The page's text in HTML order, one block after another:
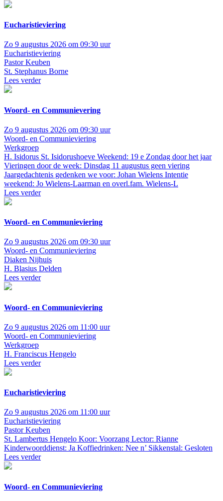
Eucharistieviering
Zo 9 augustus 2026 om 09:30 uur
Eucharistieviering
Pastor Keuben
St. Stephanus Borne
Lees verder
Woord- en Communievering
Zo 9 augustus 2026 om 09:30 uur
Woord- en Communieviering
Werkgroep
H. Isidorus St. Isidorushoeve Weekend: 19 e Zondag door het jaar
Vieringen door de week: Dinsdag 11 augustus geen viering
Jaargedachtenis gedenken we voor: Johan Wielens Intentie
weekend: Jo Wielens-Laarman en overl.fam. Wielens-L
Lees verder
Woord- en Communieviering
Zo 9 augustus 2026 om 09:30 uur
Woord- en Communieviering
Diaken Nijhuis
H. Blasius Delden
Lees verder
Woord- en Communieviering
Zo 9 augustus 2026 om 11:00 uur
Woord- en Communieviering
Werkgroep
H. Franciscus Hengelo
Lees verder
Eucharistieviering
Zo 9 augustus 2026 om 11:00 uur
Eucharistieviering
Pastor Keuben
St. Lambertus Hengelo Koor: Voorzang Lector: Rianne
Kinderwoorddienst: Ja Koffiedrinken: Nee n’ Sikkenstal: Gesloten
Lees verder
Woord- en Communieviering